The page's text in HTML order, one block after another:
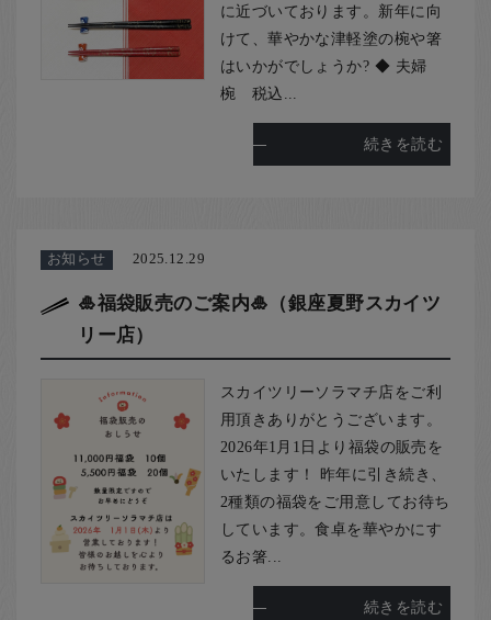
に近づいております。新年に向
けて、華やかな津軽塗の椀や箸
はいかがでしょうか? ◆ 夫婦
椀 税込...
続きを読む
お知らせ 2025.12.29
🎍福袋販売のご案内🎍（銀座夏野スカイツ
リー店）
スカイツリーソラマチ店をご利
用頂きありがとうございます。
2026年1月1日より福袋の販売を
いたします！ 昨年に引き続き、
2種類の福袋をご用意してお待ち
しています。食卓を華やかにす
るお箸...
続きを読む